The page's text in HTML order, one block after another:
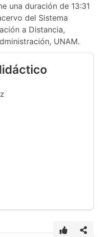
una duración de 13:31
del Sistema
a Distancia,
UNAM.